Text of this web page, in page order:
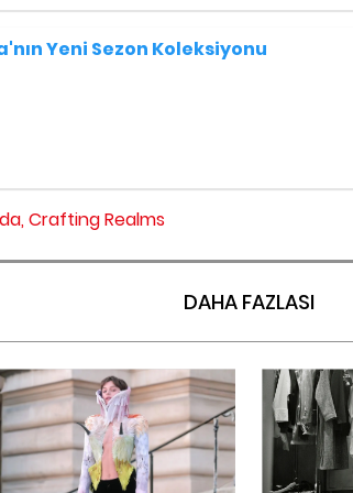
Yeni Sezon Koleksiyonu
Crafting Realms
DAHA FAZLASI